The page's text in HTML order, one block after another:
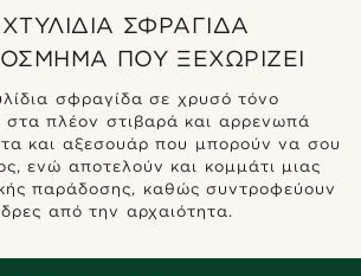
ΣΦΡΑΓΊΔΑ
ΠΟΥ ΞΕΧΩΡΊΖΕΙ
σφραγίδα σε χρυσό τόνο
στα πλέον στιβαρά και αρρενωπά
και αξεσουάρ που μπορούν να σου
ενώ αποτελούν και κομμάτι μιας
παράδοσης, καθώς συντροφεύουν
από την αρχαιότητα.